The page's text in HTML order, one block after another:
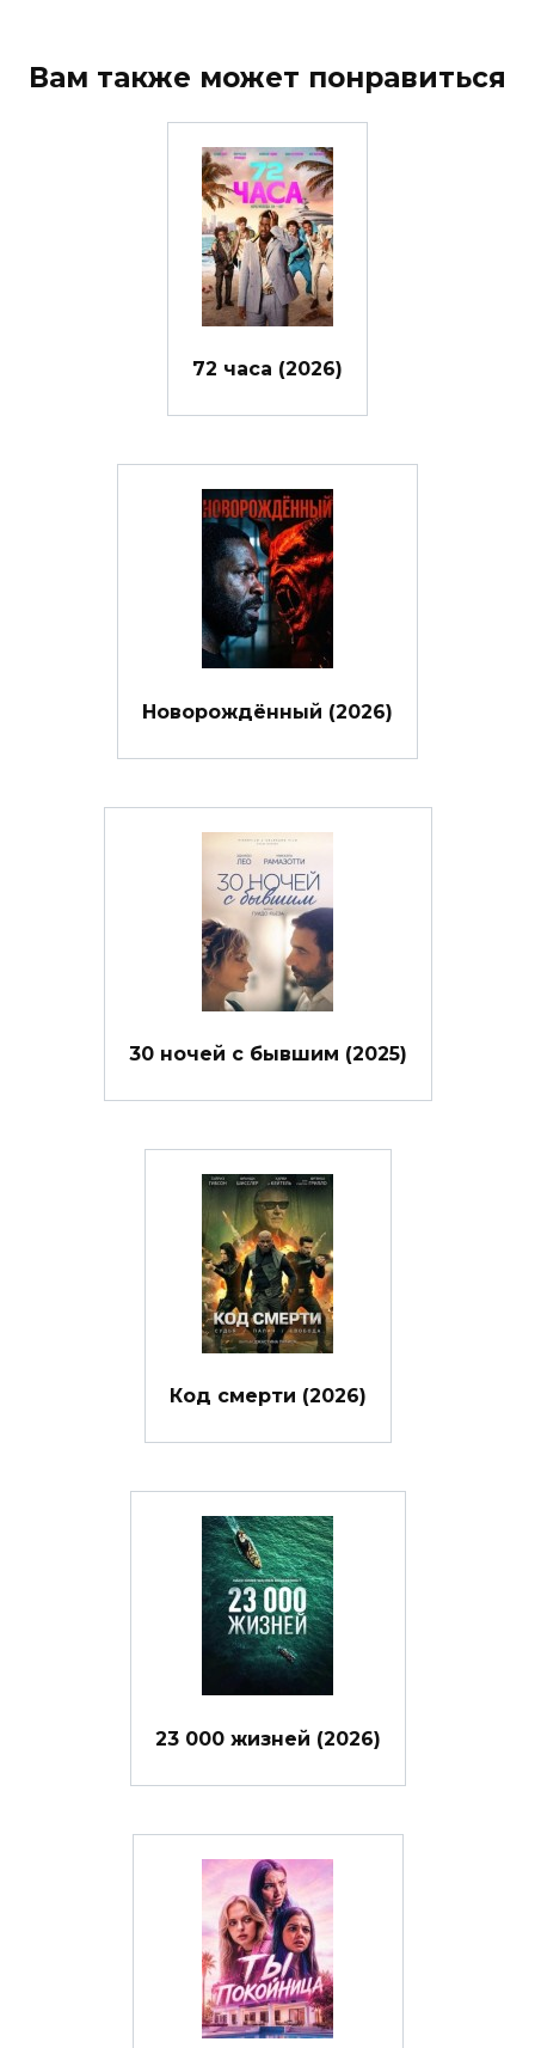
Вам также может понравиться
72 часа (2026)
Новорождённый (2026)
30 ночей с бывшим (2025)
Код смерти (2026)
23 000 жизней (2026)